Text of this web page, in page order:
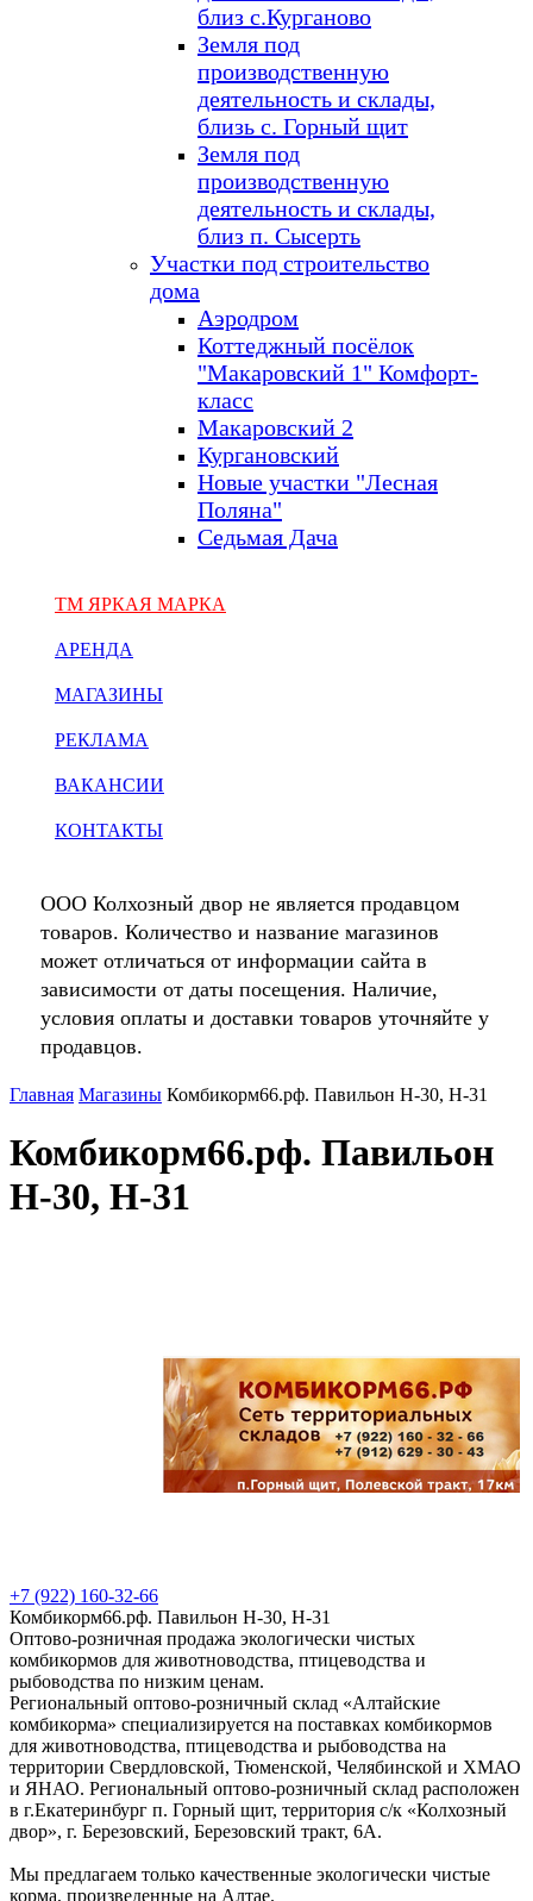
близ с.Курганово
Земля под
производственную
деятельность и склады,
близь с. Горный щит
Земля под
производственную
деятельность и склады,
близ п. Сысерть
Участки под строительство
дома
Аэродром
Коттеджный посёлок
"Макаровский 1" Комфорт-
класс
Макаровский 2
Кургановский
Новые участки "Лесная
Поляна"
Седьмая Дача
ТМ ЯРКАЯ МАРКА
АРЕНДА
МАГАЗИНЫ
РЕКЛАМА
ВАКАНСИИ
КОНТАКТЫ
ООО Колхозный двор не является продавцом
товаров. Количество и название магазинов
может отличаться от информации сайта в
зависимости от даты посещения. Наличие,
условия оплаты и доставки товаров уточняйте у
продавцов.
Главная Магазины Комбикорм66.рф. Павильон Н-30, Н-31
Комбикорм66.рф. Павильон
Н-30, Н-31
+7 (922) 160-32-66
Комбикорм66.рф. Павильон Н-30, Н-31
Оптово-розничная продажа экологически чистых
комбикормов для животноводства, птицеводства и
рыбоводства по низким ценам.
Региональный оптово-розничный склад «Алтайские
комбикорма» специализируется на поставках комбикормов
для животноводства, птицеводства и рыбоводства на
территории Свердловской, Тюменской, Челябинской и ХМАО
и ЯНАО. Региональный оптово-розничный склад расположен
в г.Екатеринбург п. Горный щит, территория с/к «Колхозный
двор», г. Березовский, Березовский тракт, 6А.
Мы предлагаем только качественные экологически чистые
корма, произведенные на Алтае.